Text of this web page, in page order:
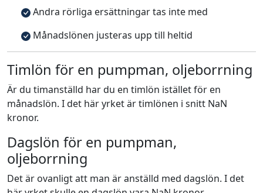
Andra rörliga ersättningar tas inte med
Månadslönen justeras upp till heltid
Timlön för en pumpman, oljeborrning
Är du timanställd har du en timlön istället för en
månadslön. I det här yrket är timlönen i snitt NaN
kronor.
Dagslön för en pumpman,
oljeborrning
Det är ovanligt att man är anställd med dagslön. I det